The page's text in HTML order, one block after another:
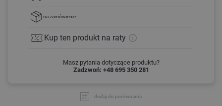
na zamówienie
Kup ten produkt na raty
Masz pytania dotyczące produktu?
Zadzwoń: +48 695 350 281
dodaj do porównania